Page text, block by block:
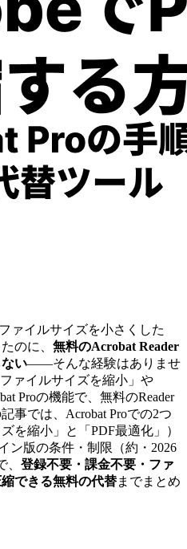
ァイルサイズを小さくした
のに、 無料のAcrobat Reader
い――そんな経験はありませ
ァイルサイズを縮小」や
Proの機能で、無料のReader
事では、Acrobat Proでの2つ
を縮小」と「PDF最適化」）
ン版の条件・制限（約・2026
登録不要・課金不要・ファ
できる無料の代替までまとめ